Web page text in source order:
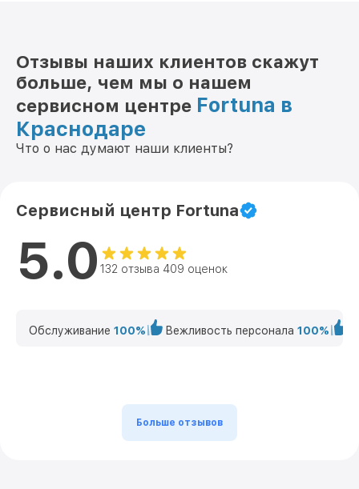
Отзывы наших клиентов скажут
больше, чем мы о нашем
сервисном центре Fortuna в
Краснодаре
Что о нас думают наши клиенты?
Сервисный центр Fortuna
5.0 132 отзыва 409 оценок
Обслуживание 100% Вежливость персонала 100%
Больше отзывов